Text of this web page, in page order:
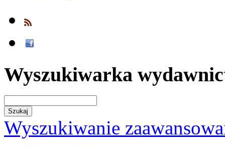
Wyszukiwarka
Wyszukiwanie